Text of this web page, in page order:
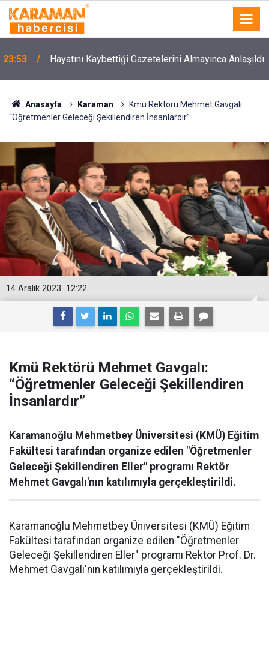
23:53 Hayatını Kaybettiği Gazetelerini Almayınca Anlaşıldı
Anasayfa Karaman
Kmü Rektörü Mehmet Gavgalı:
“Öğretmenler Geleceği Şekillendiren İnsanlardır”
12:22
14 Aralık 2023
Kmü Rektörü Mehmet Gavgalı:
“Öğretmenler Geleceği Şekillendiren
İnsanlardır”
Karamanoğlu Mehmetbey Üniversitesi (KMÜ) Eğitim
Fakültesi tarafından organize edilen "Öğretmenler
Geleceği Şekillendiren Eller" programı Rektör
Mehmet Gavgalı'nın katılımıyla gerçekleştirildi.
Karamanoğlu Mehmetbey Üniversitesi (KMÜ) Eğitim
Fakültesi tarafından organize edilen "Öğretmenler
Geleceği Şekillendiren Eller" programı Rektör Prof. Dr.
Mehmet Gavgalı'nın katılımıyla gerçekleştirildi.